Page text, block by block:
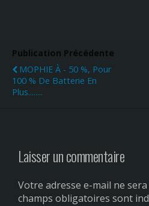
Publication Précédente
MOPHIE À - 50 %, Pour
100 % De Batterie En
Plus........
Laisser un commentaire
Votre adresse e-mail ne
champs obligatoires sont